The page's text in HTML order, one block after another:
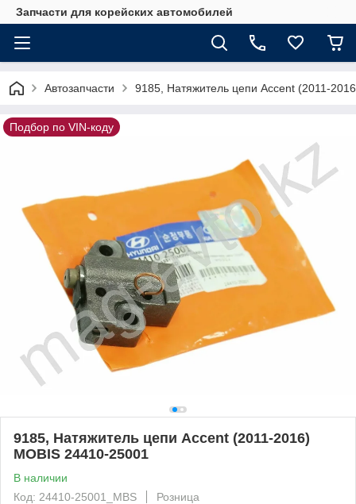
Запчасти для корейских автомобилей
Автозапчасти 9185, Натяжитель цепи Accent (2011-
Подбор по VIN-коду
9185, Натяжитель цепи Accent (2011-2016)
MOBIS 24410-25001
В наличии
Код: 24410-25001_MBS
Розница